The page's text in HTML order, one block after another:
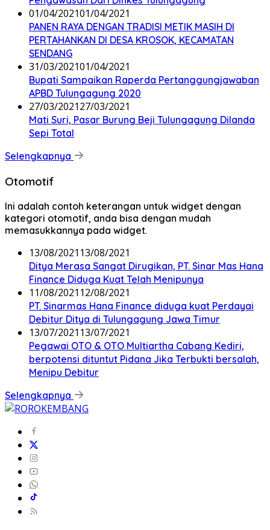
01/04/202101/04/2021
PANEN RAYA DENGAN TRADISI METIK MASIH DI
PERTAHANKAN DI DESA KROSOK, KECAMATAN
SENDANG
31/03/202101/04/2021
Bupati Sampaikan Raperda Pertanggungjawaban
APBD Tulungagung 2020
27/03/202127/03/2021
Mati Suri, Pasar Burung Beji Tulungagung Dilanda
Sepi Total
Selengkapnya
Otomotif
Ini adalah contoh keterangan untuk widget dengan
kategori otomotif, anda bisa dengan mudah
memasukkannya pada widget.
13/08/2021 13/08/2021
Ditya Merasa Sangat Dirugikan, PT. Sinar Mas Hana
Finance Diduga Kuat Telah Menipunya
11/08/2021 12/08/2021
PT. Sinarmas Hana Finance diduga kuat Perdayai
Debitur Ditya di Tulungagung Jawa Timur
13/07/2021 13/07/2021
Pegawai OTO & OTO Multiartha Cabang Kediri,
berpotensi dituntut Pidana Jika Terbukti bersalah,
Menipu Debitur
Selengkapnya